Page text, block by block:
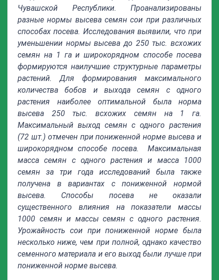
Чувашской Республики. Проанализированы
разные нормы высева семян сои при различных
способах посева. Исследования выявили, что при
уменьшении нормы высева до 250 тыс. всхожих
семян на 1 га и широкорядном способе посева
формируются наилучшие структурные параметры
растений. Для формирования максимального
количества бобов и выхода семян с одного
растения наиболее оптимальной была норма
высева 250 тыс. всхожих семян на 1 га.
Максимальный выход семян с одного растения
(72 шт.) отмечен при пониженной норме высева и
широкорядном способе посева. Максимальная
масса семян с одного растения и масса 1000
семян за три года исследований была также
получена в вариантах с пониженной нормой
высева. Способы посева не оказали
существенного влияния на показатели массы
1000 семян и массы семян с одного растения.
Урожайность сои при пониженной норме была
несколько ниже, чем при полной, однако качество
семенного материала и его выход были лучше при
пониженной норме высева.